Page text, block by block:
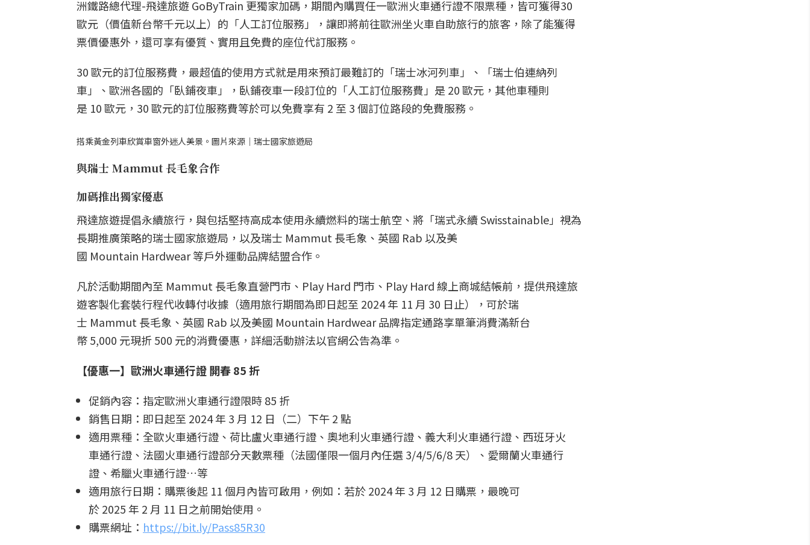
洲鐵路總代理-飛達旅遊 GoByTrain 更獨家加碼，期間內購買任一歐洲火車通行證不限票種，皆可獲得30
歐元（價值新台幣千元以上）的「人工訂位服務」，讓即將前往歐洲坐火車自助旅行的旅客，除了能獲得
票價優惠外，還可享有優質、實用且免費的座位代訂服務。
30 歐元的訂位服務費，最超值的使用方式就是用來預訂最難訂的「瑞士冰河列車」、「瑞士伯連納列
車」、歐洲各國的「臥鋪夜車」，臥鋪夜車一段訂位的「人工訂位服務費」是 20 歐元，其他車種則
是 10 歐元，30 歐元的訂位服務費等於可以免費享有 2 至 3 個訂位路段的免費服務。
搭乘黃金列車欣賞車窗外迷人美景。圖片來源｜瑞士國家旅遊局
與瑞士 Mammut 長毛象合作
加碼推出獨家優惠
飛達旅遊提倡永續旅行，與包括堅持高成本使用永續燃料的瑞士航空、將「瑞式永續 Swisstainable」視為
長期推廣策略的瑞士國家旅遊局，以及瑞士 Mammut 長毛象、英國 Rab 以及美
國 Mountain Hardwear 等戶外運動品牌結盟合作。
凡於活動期間內至 Mammut 長毛象直營門市、Play Hard 門市、Play Hard 線上商城結帳前，提供飛達旅
遊客製化套裝行程代收轉付收據（適用旅行期間為即日起至 2024 年 11 月 30 日止），可於瑞
士 Mammut 長毛象、英國 Rab 以及美國 Mountain Hardwear 品牌指定通路享單筆消費滿新台
幣 5,000 元現折 500 元的消費優惠，詳細活動辦法以官網公告為準。
【優惠一】歐洲火車通行證 開春 85 折
促銷內容：指定歐洲火車通行證限時 85 折
銷售日期：即日起至 2024 年 3 月 12 日（二）下午 2 點
適用票種：全歐火車通行證、荷比盧火車通行證、奧地利火車通行證、義大利火車通行證、西班牙火
車通行證、法國火車通行證部分天數票種（法國僅限一個月內任選 3/4/5/6/8 天）、愛爾蘭火車通行
證、希臘火車通行證…等
適用旅行日期：購票後起 11 個月內皆可啟用，例如：若於 2024 年 3 月 12 日購票，最晚可
於 2025 年 2 月 11 日之前開始使用。
購票網址： https://bit.ly/Pass85R30